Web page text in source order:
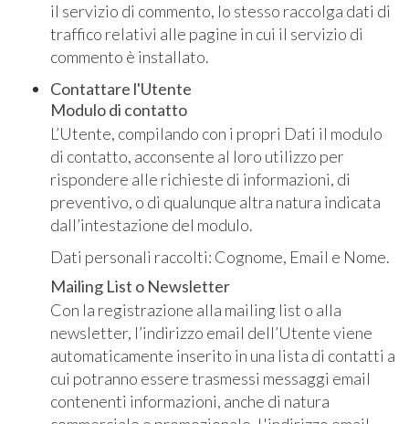
il servizio di commento, lo stesso raccolga dati di
traffico relativi alle pagine in cui il servizio di
commento è installato.
Contattare l'Utente
Modulo di contatto
L’Utente, compilando con i propri Dati il modulo
di contatto, acconsente al loro utilizzo per
rispondere alle richieste di informazioni, di
preventivo, o di qualunque altra natura indicata
dall’intestazione del modulo.
Dati personali raccolti: Cognome, Email e Nome.
Mailing List o Newsletter
Con la registrazione alla mailing list o alla
newsletter, l’indirizzo email dell’Utente viene
automaticamente inserito in una lista di contatti a
cui potranno essere trasmessi messaggi email
contenenti informazioni, anche di natura